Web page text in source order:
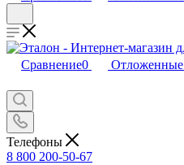
Сравнение0 Отложенные
Телефоны
8 800 200-50-67